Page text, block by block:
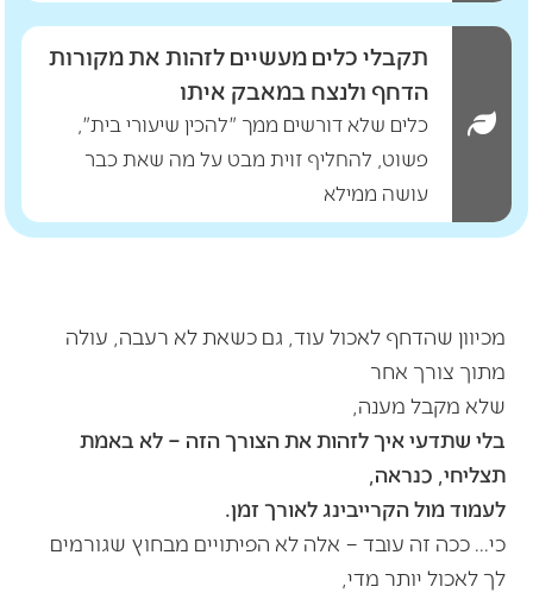
תקבלי כלים מעשיים לזהות את מקורות
הדחף ולנצח במאבק איתו
כלים שלא דורשים ממך "להכין שיעורי בית",
פשוט, להחליף זוית מבט על מה שאת כבר
עושה ממילא
מכיוון שהדחף לאכול עוד, גם כשאת לא רעבה, עולה
מתוך צורך אחר
שלא מקבל מענה,
בלי שתדעי איך לזהות את הצורך הזה – לא באמת
תצליחי, כנראה,
לעמוד מול הקרייבינג לאורך זמן.
כי… ככה זה עובד – אלה לא הפיתויים מבחוץ שגורמים
לך לאכול יותר מדי,